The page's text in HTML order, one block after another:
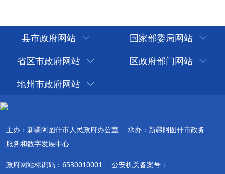
县市政府网站
国家部委局网站
省区市政府网站
区政府部门网站
地州市政府网站
主办：新疆阿图什市人民政府办公室
承办：新疆阿图什市政务
服务和数字发展中心
政府网站标识码：6530010001 公安机关备案号：